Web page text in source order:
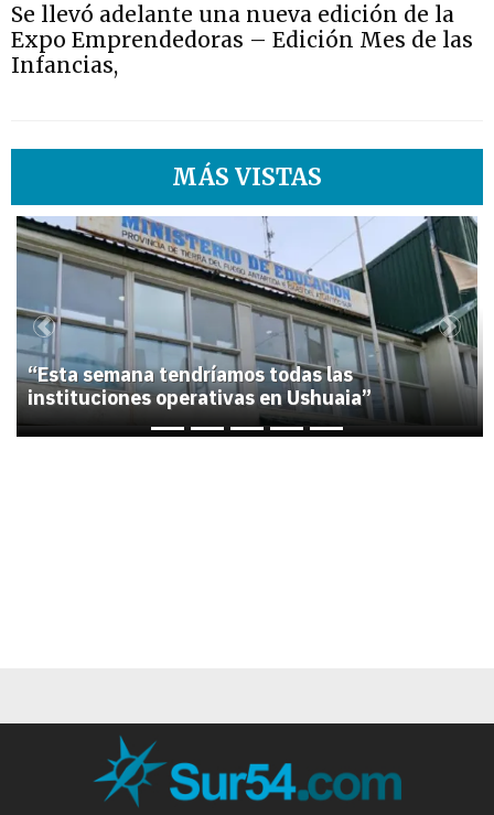
Se llevó adelante una nueva edición de la
Expo Emprendedoras – Edición Mes de las
Infancias,
MÁS VISTAS
1
“Esta semana tendríamos todas las
instituciones operativas en Ushuaia”
Previous Next